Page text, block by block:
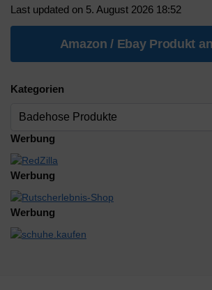
Last updated on 5. August 2026 18:52
Amazon / Ebay Produkt
Kategorien
Werbung
Werbung
Werbung